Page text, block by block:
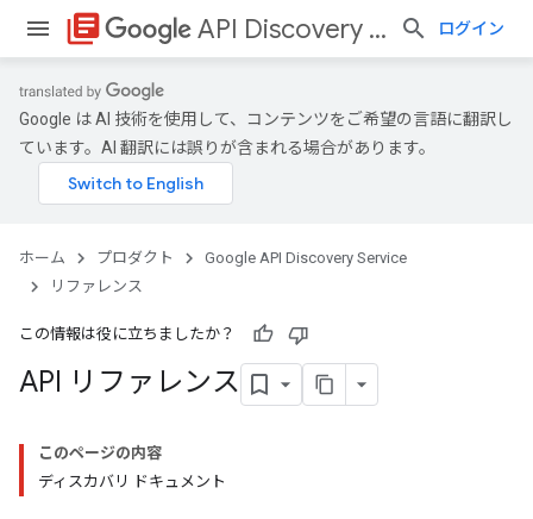
library_books API Discovery Service ログイン
Google は AI 技術を使用して、コンテンツをご希望の言語に翻訳し
ています。AI 翻訳には誤りが含まれる場合があります。
ホーム プロダクト
Google API Discovery Service
リファレンス
この情報は役に立ちましたか？
API リファレンス
このページの内容
ディスカバリ ドキュメント